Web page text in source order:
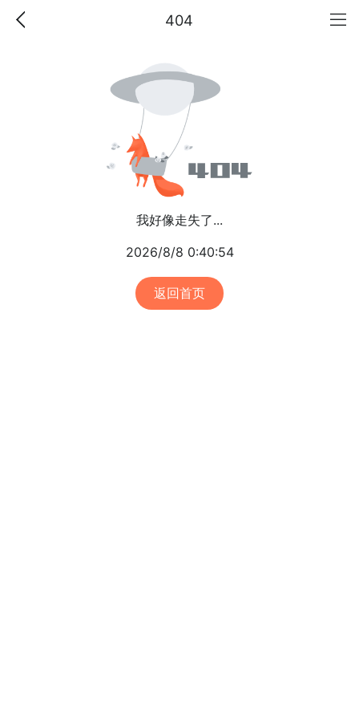
404
我好像走失了...
2026/8/8 0:40:54
返回首页